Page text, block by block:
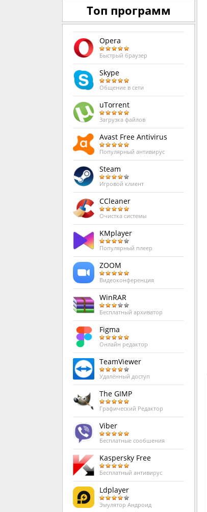
Топ программ
Opera
Быстрый браузер
Skype
Общение в сети
uTorrent
Загрузка файлов
Avast Free Antivirus
Популярный антивирус
Steam
Игровой клиент
CCleaner
Очистка системы
KMplayer
Популярный плеер
ZOOM
Видеоконференция
WinRAR
Бесплатный архиватор
Figma
Онлайн редактор
TeamViewer
Удалённый доступ
The GIMP
Графический Редактор
Viber
Бесплатные сообшения
Kaspersky Free
Бесплатный антивирус
Ldplayer
Эмулятор Андроид